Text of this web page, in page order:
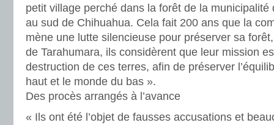
petit village perché dans la forêt de la
au sud de Chihuahua. Cela fait 200 ans que la
mène une lutte silencieuse pour préserver sa
de Tarahumara, ils considèrent que leur mission
destruction de ces terres, afin de préserver
haut et le monde du bas ».
Des procès arrangés à l’avance
« Ils ont été l’objet de fausses accusations et